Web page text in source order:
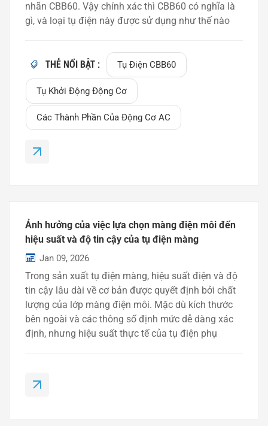
nhãn CBB60. Vậy chính xác thì CBB60 có nghĩa là
gì, và loại tụ điện này được sử dụng như thế nào
ý nghĩa của CBB60, cấu trúc của nó và những
trường hợp thường được áp dụng. Hiểu về Mã
CBB60 Thuật ngữ CBB60 là ký hiệu model thường
được sử dụng cho tụ khởi động động cơ AC. Mỗi
phần của mã đều mang ý nghĩa kỹ thuật cụ thể:
CBB – Chỉ tụ điện m...
THẺ NỔI BẬT : Tụ Điện CBB60
Tụ Khởi Động Động Cơ
Các Thành Phần Của Động Cơ AC
Ảnh hưởng của việc lựa chọn màng điện môi đến
hiệu suất và độ tin cậy của tụ điện màng
Jan 09, 2026
Trong sản xuất tụ điện màng, hiệu suất điện và độ
tin cậy lâu dài về cơ bản được quyết định bởi chất
lượng của lớp màng điện môi. Mặc dù kích thước
bên ngoài và các thông số định mức dễ dàng xác
định, nhưng hiệu suất thực tế của tụ điện phụ
khởi động động cơ, bộ nguồn và thiết bị điện tử